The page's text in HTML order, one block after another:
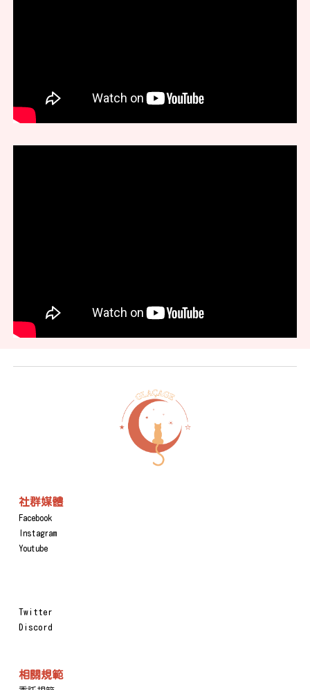
社群媒體
Facebook
Instagram
Youtube
Twitter
Discord
相關規範